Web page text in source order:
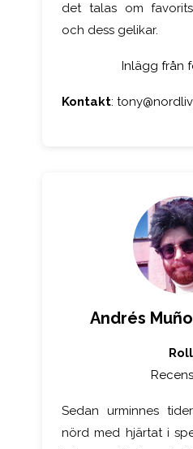
det talas om
och dess gelikar.
Inlägg från
Kontakt:
Andrés
Roll
Sedan urminnes
nörd med hjärtat i